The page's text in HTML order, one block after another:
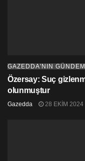
GAZEDDA'NIN
Özersay: Suç
olunmuştur
Gazedda 28 EKIM 2024